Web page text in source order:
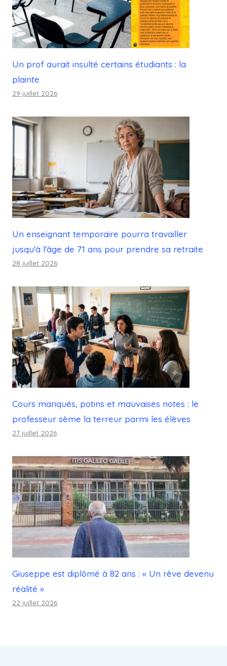
Un prof aurait insulté certains étudiants : la
plainte
29 juillet 2026
Un enseignant temporaire pourra travailler
jusqu'à l'âge de 71 ans pour prendre sa retraite
28 juillet 2026
Cours manqués, potins et mauvaises notes : le
professeur sème la terreur parmi les élèves
27 juillet 2026
Giuseppe est diplômé à 82 ans : « Un rêve devenu
réalité »
22 juillet 2026